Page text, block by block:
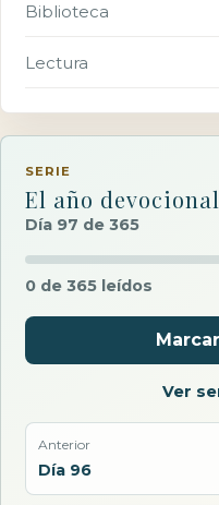
Biblioteca
Lectura
SERIE
El año
Día 97 de 365
0 de 365 leídos
Ver
Anterior
Día 96